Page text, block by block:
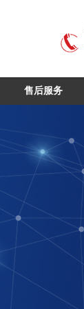
售后服务